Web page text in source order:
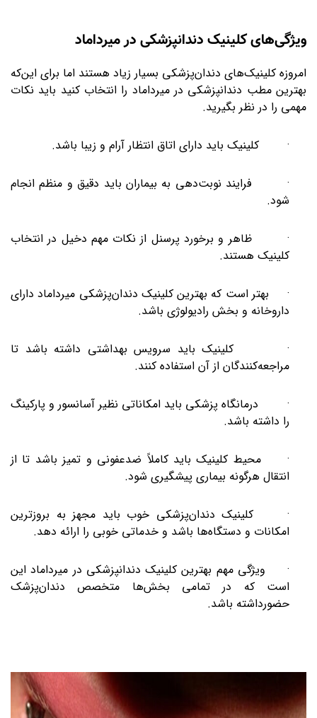
ویژگی‌های کلینیک دندانپزشکی در میرداماد
امروزه کلینیک‌های دندان‌پزشکی بسیار زیاد هستند اما برای این‌که
بهترین مطب دندانپزشکی در میرداماد را انتخاب کنید باید نکات
مهمی را در نظر بگیرید.
· کلینیک باید دارای اتاق انتظار آرام و زیبا باشد.
· فرایند نوبت‌دهی به بیماران باید دقیق و منظم انجام
شود.
· ظاهر و برخورد پرسنل از نکات مهم دخیل در انتخاب
کلینیک هستند.
· بهتر است که بهترین کلینیک دندان‌پزشکی میرداماد دارای
داروخانه و بخش رادیولوژی باشد.
· کلینیک باید سرویس بهداشتی داشته باشد تا
مراجعه‌کنندگان از آن استفاده کنند.
· درمانگاه پزشکی باید امکاناتی نظیر آسانسور و پارکینگ
را داشته باشد.
· محیط کلینیک باید کاملاً ضدعفونی و تمیز باشد تا از
انتقال هرگونه بیماری پیشگیری شود.
· کلینیک دندان‌پزشکی خوب باید مجهز به بروزترین
امکانات و دستگاه‌ها باشد و خدماتی خوبی را ارائه دهد.
· ویژگی مهم بهترین کلینیک دندانپزشکی در میرداماد این
است که در تمامی بخش‌ها متخصص دندان‌پزشک
حضورداشته باشد.